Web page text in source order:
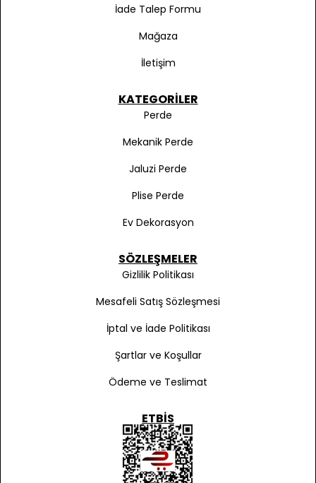
İade Talep Formu
Mağaza
İletişim
KATEGORILER
Perde
Mekanik Perde
Jaluzi Perde
Plise Perde
Ev Dekorasyon
SÖZLEŞMELER
Gizlilik Politikası
Mesafeli Satış Sözleşmesi
İptal ve İade Politikası
Şartlar ve Koşullar
Ödeme ve Teslimat
ETBIS